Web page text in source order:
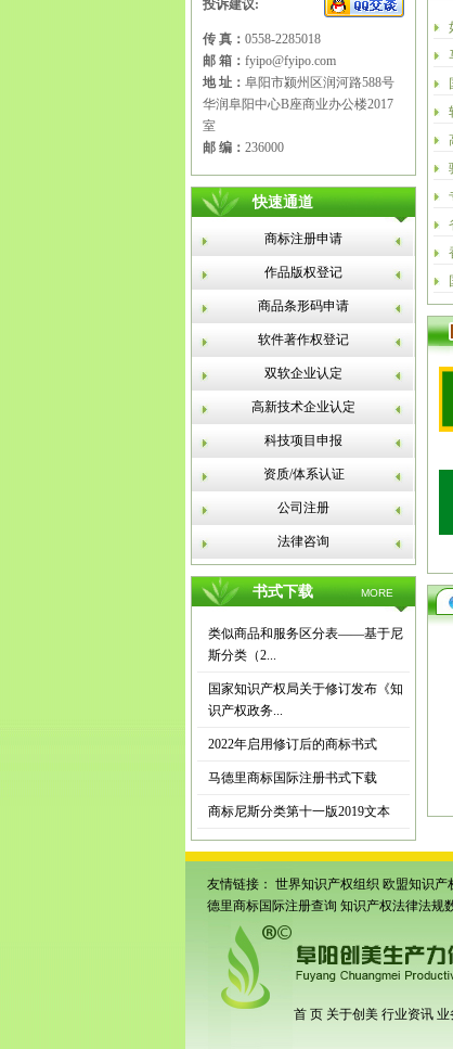
投诉建议:
传 真： 0558-2285018
邮 箱： fyipo@fyipo.com
地 址： 阜阳市颍州区润河路588号
华润阜阳中心B座商业办公楼2017
室
邮 编： 236000
快速通道
商标注册申请
作品版权登记
商品条形码申请
软件著作权登记
双软企业认定
高新技术企业认定
科技项目申报
资质/体系认证
公司注册
法律咨询
书式下载 MORE
类似商品和服务区分表——基于尼
斯分类（2...
国家知识产权局关于修订发布《知
识产权政务...
2022年启用修订后的商标书式
马德里商标国际注册书式下载
商标尼斯分类第十一版2019文本
友情链接： 世界知识产权组织 欧盟知识产
德里商标国际注册查询 知识产权法律法规
首 页 关于创美 行业资讯 业